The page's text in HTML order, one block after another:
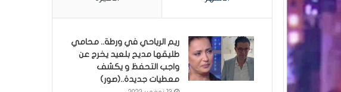
ريم الرياحي في ورطة.. محامي
طليقها مديح بلعيد يخرج عن
واجب التحفظ و يكشف
معطيات جديدة..(صور)